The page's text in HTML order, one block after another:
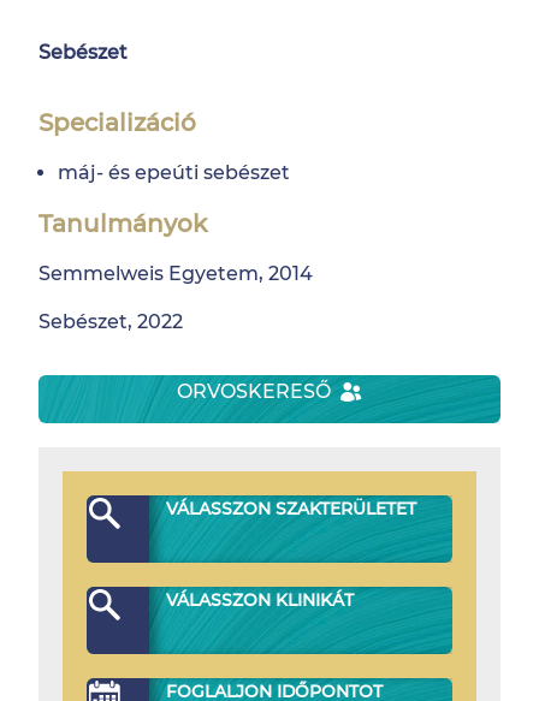
Sebészet
Specializáció
máj- és epeúti sebészet
Tanulmányok
Semmelweis Egyetem, 2014
Sebészet, 2022
ORVOSKERESŐ
VÁLASSZON SZAKTERÜLETET
VÁLASSZON KLINIKÁT
FOGLALJON IDŐPONTOT